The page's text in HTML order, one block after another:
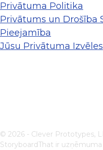
Privātuma Politika
Privātums un Drošība
Pieejamība
Jūsu Privātuma Izvēles
© 2026 - Clever Prototypes,
StoryboardThat ir uzņēmuma